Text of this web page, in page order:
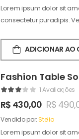
Lorem ipsum dolor sit
consectetur puradipis.
ADICIONAR AO
Fashion Table
1 Avaliações
R$ 430,00 R$
Vendido por:Stelio
Lorem ipsum dolor sit